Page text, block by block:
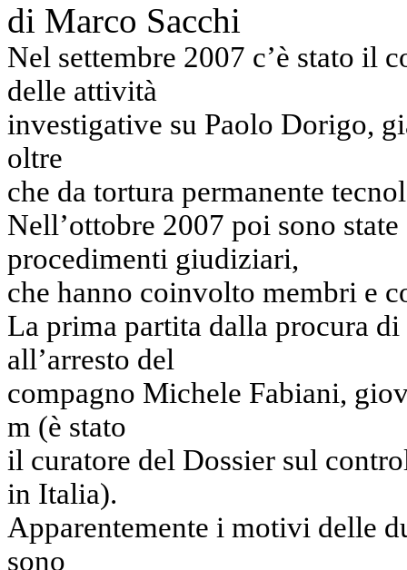
di Marco Sacchi
Nel settembre 2007 c’è stato il
delle attività
investigative su Paolo Dorigo,
oltre
che da tortura permanente
Nell’ottobre 2007 poi sono
procedimenti giudiziari,
che hanno coinvolto membri e
La prima partita dalla procura di
all’arresto del
compagno Michele Fabiani,
m (è stato
il curatore del Dossier sul
in Italia).
Apparentemente i motivi delle
sono